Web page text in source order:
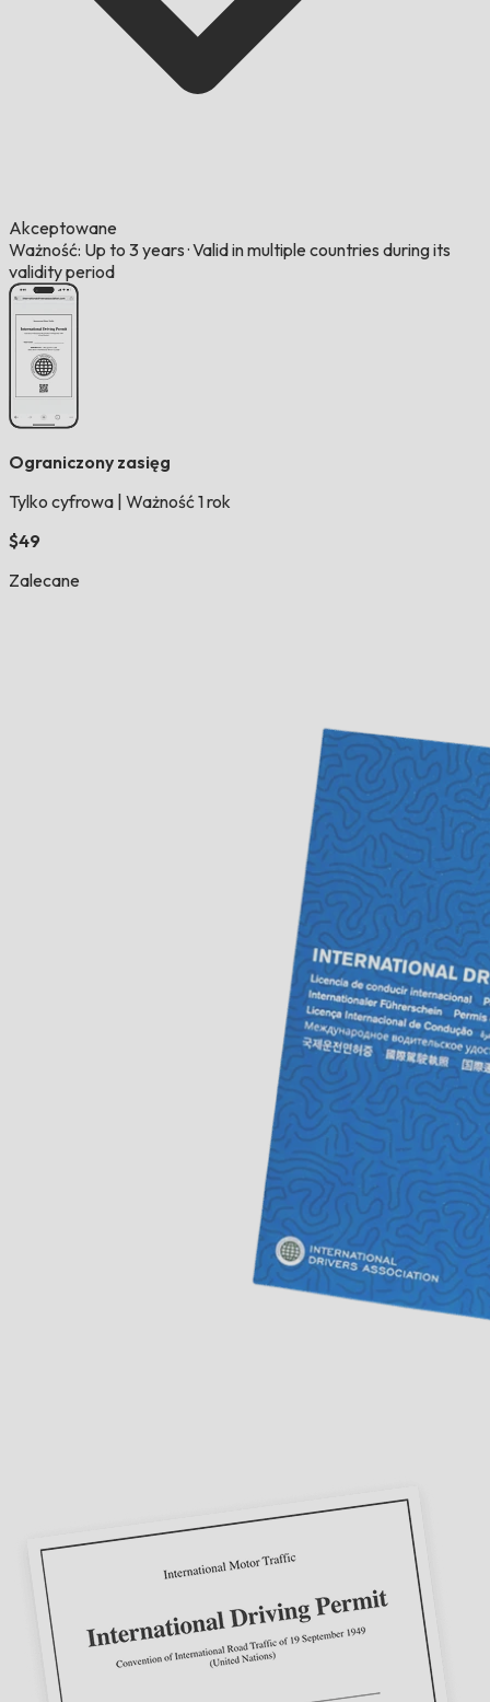
Akceptowane
Ważność: Up to 3 years ·Valid in multiple countries during its
validity period
Ograniczony zasięg
Tylko cyfrowa Ważność 1 rok
$49
Zalecane